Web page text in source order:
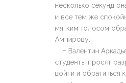
несколько секунд
и все тем же
мягким голосом
Ампирову:
– Валентин
студенты просят
войти и обратиться